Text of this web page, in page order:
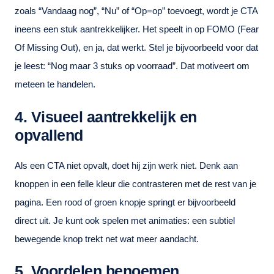
zoals “Vandaag nog”, “Nu” of “Op=op” toevoegt, wordt je CTA
ineens een stuk aantrekkelijker. Het speelt in op FOMO (Fear
Of Missing Out), en ja, dat werkt. Stel je bijvoorbeeld voor dat
je leest: “Nog maar 3 stuks op voorraad”. Dat motiveert om
meteen te handelen.
4. Visueel aantrekkelijk en
opvallend
Als een CTA niet opvalt, doet hij zijn werk niet. Denk aan
knoppen in een felle kleur die contrasteren met de rest van je
pagina. Een rood of groen knopje springt er bijvoorbeeld
direct uit. Je kunt ook spelen met animaties: een subtiel
bewegende knop trekt net wat meer aandacht.